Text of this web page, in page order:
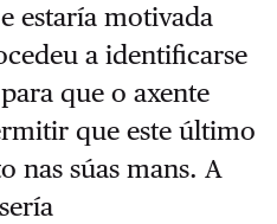
estaría motivada
a identificarse
que o axente
que este último
nas súas mans. A